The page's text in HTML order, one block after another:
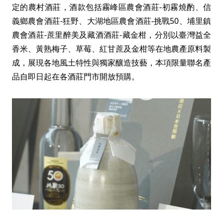
定的農村酒莊，酒款包括霧峰區農會酒莊-初霧燒酌、信
義鄉農會酒莊-狂野、大湖地區農會酒莊-挑戰50、埔里鎮
農會酒莊-蔗里醉美及藏酒酒莊-藏金柑，分別以臺灣益全
香米、黃熟梅子、草莓、紅甘蔗及金柑等在地農產原料製
成，展現各地風土特性與獨家釀造技藝，本項限量聯名產
品自即日起在各酒莊門市開放預購。